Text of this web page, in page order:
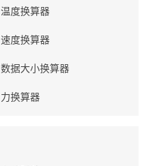
温度换算器
速度换算器
数据大小换算器
力换算器